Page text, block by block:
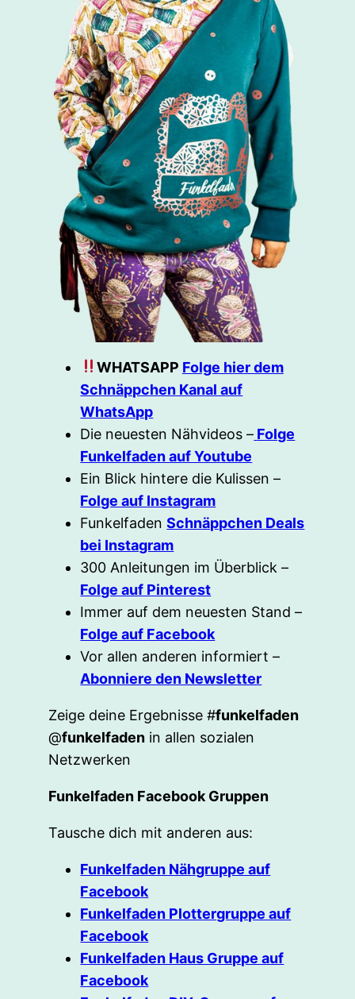
WHATSAPP Folge hier dem
Schnäppchen Kanal auf
WhatsApp
Die neuesten Nähvideos – Folge
Funkelfaden auf Youtube
Ein Blick hintere die Kulissen –
Folge auf Instagram
FunkelfadenSchnäppchen Deals
bei Instagram
300 Anleitungen im Überblick –
Folge auf Pinterest
Immer auf dem neuesten Stand –
Folge auf Facebook
Vor allen anderen informiert –
Abonniere den Newsletter
Zeige deine Ergebnisse #funkelfaden
@funkelfaden in allen sozialen
Netzwerken
Funkelfaden Facebook Gruppen
Tausche dich mit anderen aus:
Funkelfaden Nähgruppe auf
Facebook
Funkelfaden Plottergruppe auf
Facebook
Funkelfaden Haus Gruppe auf
Facebook